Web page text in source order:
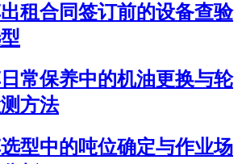
租合同签订前的设备查验
常保养中的机油更换与轮
方法
型中的吨位确定与作业场